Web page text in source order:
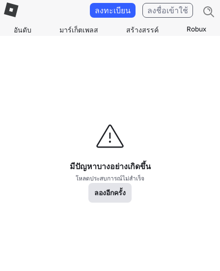
อันดับ มาร์เก็ตเพลส สร้างสรรค์ Robux
ลงทะเบียน ลงชื่อเข้าใช้
มีปัญหาบางอย่างเกิดขึ้น
โหลดประสบการณ์ไม่สำเร็จ
ลองอีกครั้ง